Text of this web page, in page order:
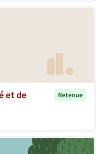
et de
Retenue